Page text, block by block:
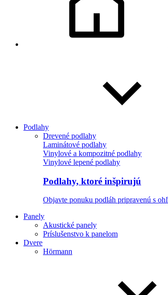
Podlahy
Drevené podlahy
Laminátové podlahy
Vinylové a kompozitné podlahy
Vinylové lepené podlahy
Podlahy, ktoré inšpirujú
Objavte ponuku podláh pripravenú s
Panely
Akustické panely
Príslušenstvo k panelom
Dvere
Hörmann